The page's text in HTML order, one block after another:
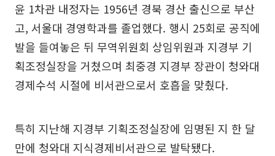
윤 1차관 내정자는 1956년 경북 경산 출신으로 부산
고, 서울대 경영학과를 졸업했다. 행시 25회로 공직에
발을 들여놓은 뒤 무역위원회 상임위원과 지경부 기
획조정실장을 거쳤으며 최중경 지경부 장관이 청와대
경제수석 시절에 비서관으로서 호흡을 맞췄다.
특히 지난해 지경부 기획조정실장에 임명된 지 한 달
만에 청와대 지식경제비서관으로 발탁됐다.